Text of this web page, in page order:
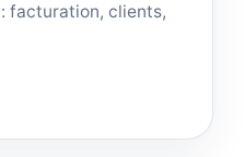
facturation, clients,